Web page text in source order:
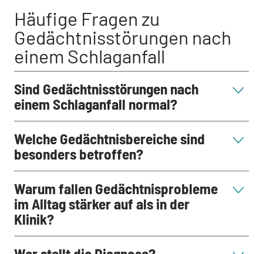
Häufige Fragen zu
Gedächtnisstörungen nach
einem Schlaganfall
Sind Gedächtnisstörungen nach
einem Schlaganfall normal?
Welche Gedächtnisbereiche sind
besonders betroffen?
Warum fallen Gedächtnisprobleme
im Alltag stärker auf als in der
Klinik?